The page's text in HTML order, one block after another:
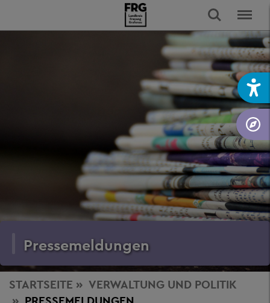
Pressemeldungen
STARTSEITE VERWALTUNG UND POLITIK